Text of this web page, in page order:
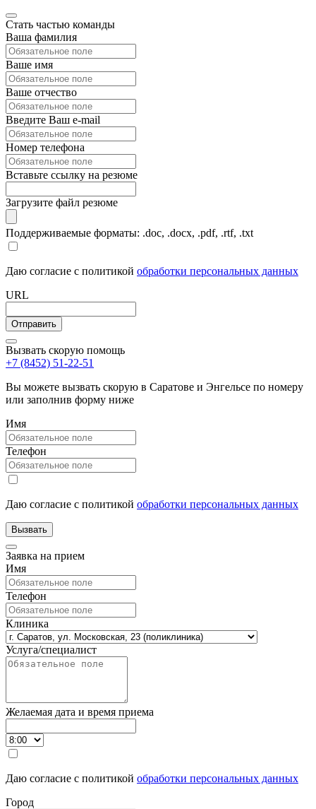
Стать частью команды
Ваша фамилия
Ваше имя
Ваше отчество
Введите Ваш e-mail
Номер телефона
Вставьте ссылку на резюме
Загрузите файл резюме
Поддерживаемые форматы: .doc, .docx, .pdf, .rtf, .txt
Даю согласие с политикой обработки персональных данных
URL
Вызвать скорую помощь
+7 (8452) 51-22-51
Вы можете вызвать скорую в Саратове и Энгельсе по номеру
или заполнив форму ниже
Имя
Телефон
Даю согласие с политикой обработки персональных данных
Заявка на прием
Имя
Телефон
Клиника
Услуга/специалист
Желаемая дата и время приема
Даю согласие с политикой обработки персональных данных
Город